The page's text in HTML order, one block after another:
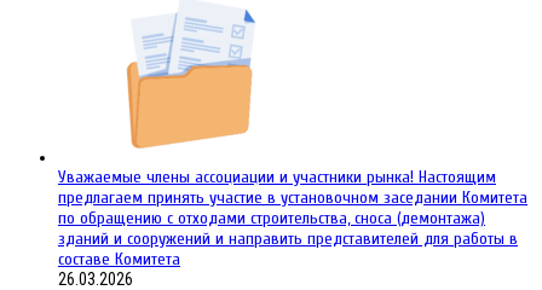
Уважаемые члены ассоциации и участники рынка! Настоящим
предлагаем принять участие в установочном заседании Комитета
по обращению с отходами строительства, сноса (демонтажа)
зданий и сооружений и направить представителей для работы в
составе Комитета
26.03.2026